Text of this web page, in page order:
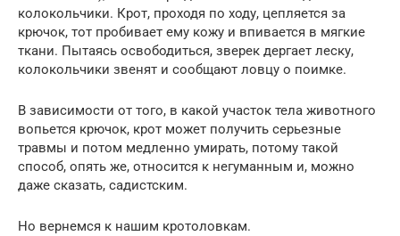
колокольчики. Крот, проходя по ходу, цепляется за
крючок, тот пробивает ему кожу и впивается в мягкие
ткани. Пытаясь освободиться, зверек дергает леску,
колокольчики звенят и сообщают ловцу о поимке.
В зависимости от того, в какой участок тела животного
вопьется крючок, крот может получить серьезные
травмы и потом медленно умирать, потому такой
способ, опять же, относится к негуманным и, можно
даже сказать, садистским.
Но вернемся к нашим кротоловкам.